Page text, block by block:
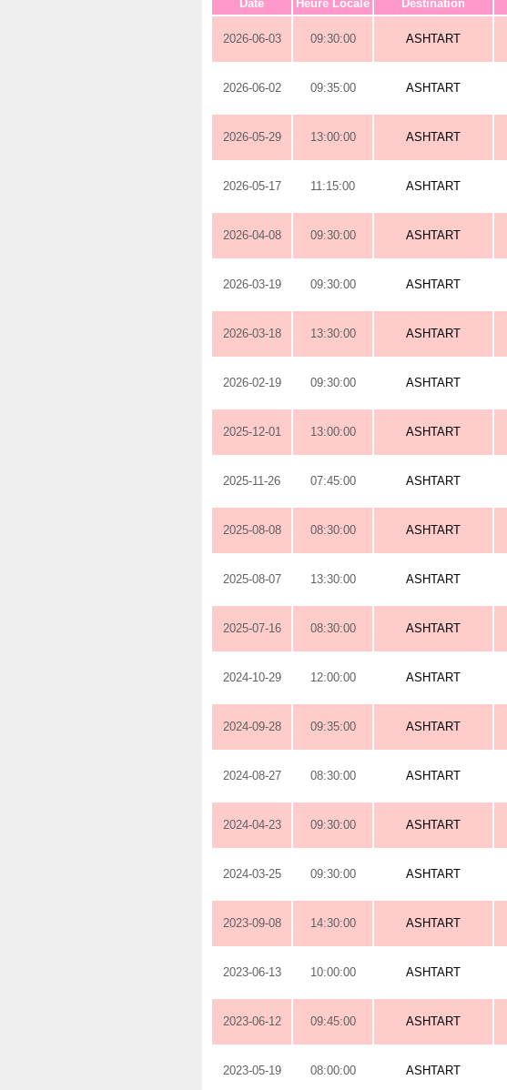
Date Heure Locale Destination
2026-06-03 09:30:00 ASHTART
2026-06-02 09:35:00 ASHTART
2026-05-29 13:00:00 ASHTART
2026-05-17 11:15:00 ASHTART
2026-04-08 09:30:00 ASHTART
2026-03-19 09:30:00 ASHTART
2026-03-18 13:30:00 ASHTART
2026-02-19 09:30:00 ASHTART
2025-12-01 13:00:00 ASHTART
2025-11-26 07:45:00 ASHTART
2025-08-08 08:30:00 ASHTART
2025-08-07 13:30:00 ASHTART
2025-07-16 08:30:00 ASHTART
2024-10-29 12:00:00 ASHTART
2024-09-28 09:35:00 ASHTART
2024-08-27 08:30:00 ASHTART
2024-04-23 09:30:00 ASHTART
2024-03-25 09:30:00 ASHTART
2023-09-08 14:30:00 ASHTART
2023-06-13 10:00:00 ASHTART
2023-06-12 09:45:00 ASHTART
2023-05-19 08:00:00 ASHTART